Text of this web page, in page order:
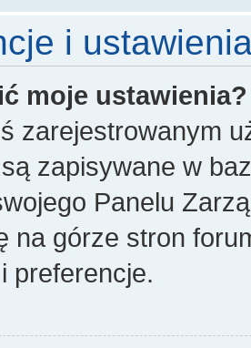
i
moje ustawienia?
zarejestrowanym
zapisywane w
Panelu
na górze stron
preferencje.